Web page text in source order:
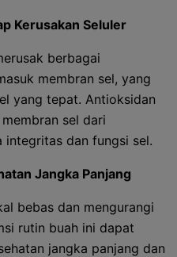
Kerusakan Seluler
berbagai
membran sel, yang
yang tepat. Antioksidan
sel dari
integritas dan fungsi sel.
Jangka Panjang
bebas dan mengurangi
rutin buah ini dapat
jangka panjang dan